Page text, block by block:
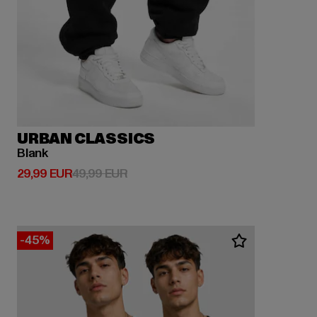
URBAN CLASSICS
Blank
29,99 EUR
Derzeitiger Preis: 29,99 EUR
49,99 EURAktionspreis: 49,99 EUR
-45%